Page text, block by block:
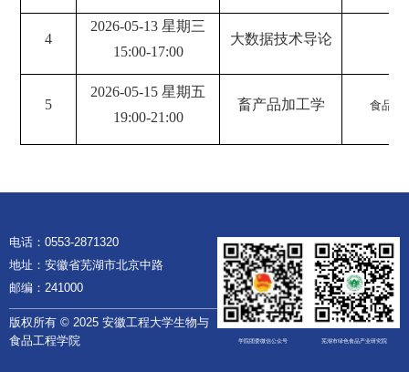
4
2026-05-13 星期三
15:00-17:00
大数据技术导论
5
2026-05-15 星期五
19:00-21:00
畜产品加工学 食品
电话：0553-2871320
地址：安徽省芜湖市北京中路
邮编：241000
版权所有 © 2025 安徽工程大学生物与
食品工程学院
学院团委微信公众号 芜湖市绿色食品产业研究院